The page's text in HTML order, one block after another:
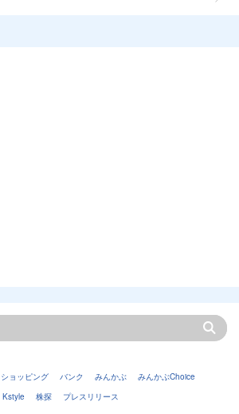
ショッピング バンク みんかぶ
みんかぶChoice
Kstyle
株探 プレスリリース